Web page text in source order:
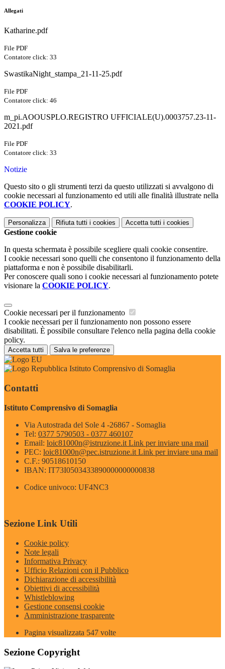
Allegati
Katharine.pdf
File PDF
Contatore click: 33
SwastikaNight_stampa_21-11-25.pdf
File PDF
Contatore click: 46
m_pi.AOOUSPLO.REGISTRO UFFICIALE(U).0003757.23-11-
2021.pdf
File PDF
Contatore click: 33
Notizie
Questo sito o gli strumenti terzi da questo utilizzati si avvalgono di
cookie necessari al funzionamento ed utili alle finalità illustrate nella
COOKIE POLICY.
Personalizza Rifiuta tutti i cookies Accetta tutti i cookies
Gestione cookie
In questa schermata è possibile scegliere quali cookie consentire.
I cookie necessari sono quelli che consentono il funzionamento della
piattaforma e non è possibile disabilitarli.
Per conoscere quali sono i cookie necessari al funzionamento potete
visionare la COOKIE POLICY.
Cookie necessari per il funzionamento
I cookie necessari per il funzionamento non possono essere
disabilitati. È possibile consultare l'elenco nella pagina della cookie
policy.
Accetta tutti Salva le preferenze
Istituto Comprensivo di Somaglia
Contatti
Istituto Comprensivo di Somaglia
Via Autostrada del Sole 4 -26867 - Somaglia
Tel: 0377 5790503 - 0377 460107
Email: loic81000n@istruzione.it Link per inviare una mail
PEC: loic81000n@pec.istruzione.it Link per inviare una mail
C.F.: 90518610150
IBAN: IT73I0503433890000000000838
Codice univoco: UF4NC3
Sezione Link Utili
Cookie policy
Note legali
Informativa Privacy
Ufficio Relazioni con il Pubblico
Dichiarazione di accessibilità
Obiettivi di accessibilità
Whistleblowing
Gestione consensi cookie
Amministrazione trasparente
Pagina visualizzata 547 volte
Sezione Copyright